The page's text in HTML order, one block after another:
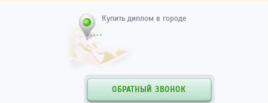
Купить диплом в городе
ОБРАТНЫЙ ЗВОНОК